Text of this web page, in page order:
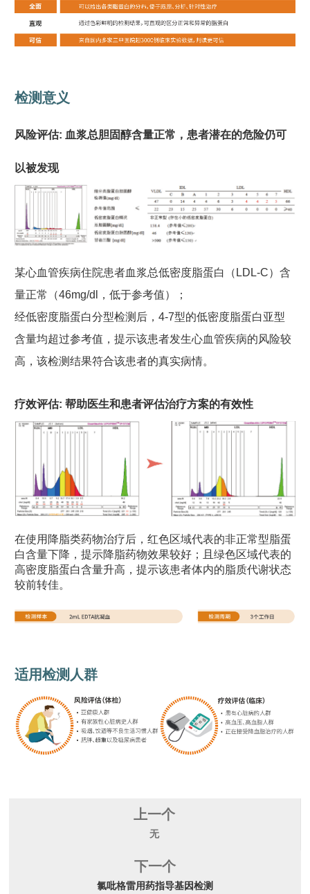
检测意义
风险评估: 血浆总胆固醇含量正常，患者潜在的危险仍可
以被发现
某心血管疾病住院患者血浆总低密度脂蛋白（LDL-C）含
量正常（46mg/dl，低于参考值）；
经低密度脂蛋白分型检测后，4-7型的低密度脂蛋白亚型
含量均超过参考值，提示该患者发生心血管疾病的风险较
高，该检测结果符合该患者的真实病情。
疗效评估: 帮助医生和患者评估治疗方案的有效性
在使用降脂类药物治疗后，红色区域代表的非正常型脂蛋
白含量下降，提示降脂药物效果较好；且绿色区域代表的
高密度脂蛋白含量升高，提示该患者体内的脂质代谢状态
较前转佳。
适用检测人群
上一个
无
下一个
氯吡格雷用药指导基因检测